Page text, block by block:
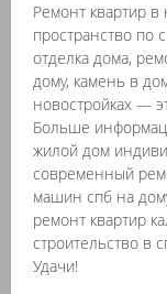
Ремонт квартир в
пространство по
отделка дома,
дому, камень в
новостройках —
Больше
жилой дом
современный
машин спб на
ремонт квартир
строительство в
Удачи!